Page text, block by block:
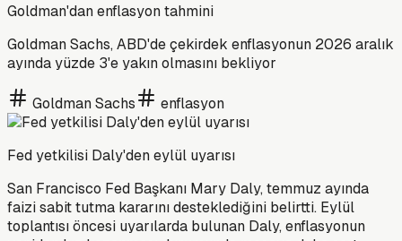
Goldman'dan enflasyon tahmini
Goldman Sachs, ABD'de çekirdek enflasyonun 2026 aralık
ayında yüzde 3'e yakın olmasını bekliyor
Goldman Sachs enflasyon
Fed yetkilisi Daly'den eylül uyarısı
San Francisco Fed Başkanı Mary Daly, temmuz ayında
faizi sabit tutma kararını desteklediğini belirtti. Eylül
toplantısı öncesi uyarılarda bulunan Daly, enflasyonun